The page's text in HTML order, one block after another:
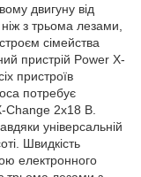
двигуну від
з трьома лезами,
сімейства
пристрій Power X-
пристроїв
потребує
Change 2х18 В.
універсальній
Швидкість
електронного